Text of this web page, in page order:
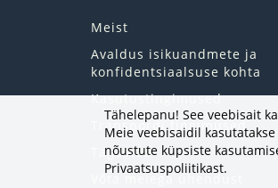
Meist
Avaldus isikuandmete ja
konfidentsiaalsuse kohta
Kasutustingimused
Transpordi tingimused
Tagastab
Võta meiega ühendust
Tähelepanu! See veebisait
Meie veebisaidil
nõustute küpsiste
Privaatsuspoliitikast.